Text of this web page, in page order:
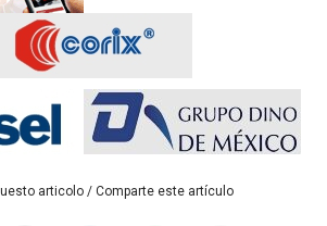
articolo / Comparte este artículo